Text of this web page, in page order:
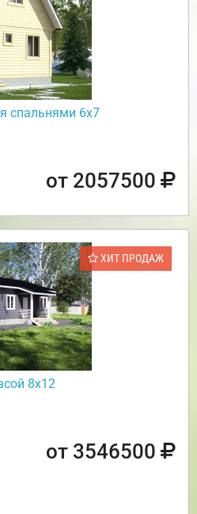
спальнями 6х7
от 2057500
ХИТ ПРОДАЖ
8х12
от 3546500